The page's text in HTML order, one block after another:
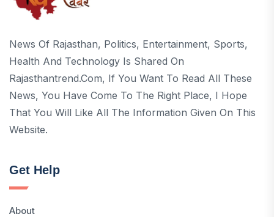
News Of Rajasthan, Politics, Entertainment, Sports,
Health And Technology Is Shared On
Rajasthantrend.com, If You Want To Read All These
News, You Have Come To The Right Place, I Hope
That You Will Like All The Information Given On This
Website.
Get Help
About